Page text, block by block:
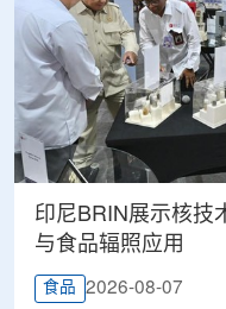
印尼BRIN展示核技
与食品辐照应用
食品 2026-08-07